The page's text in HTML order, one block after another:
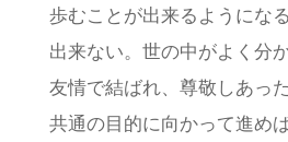
歩むことが出来るようにな
出来ない。世の中がよく分
友情で結ばれ、尊敬しあっ
共通の目的に向かって進め